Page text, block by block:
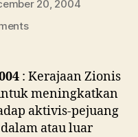
20, 2004
on
Operasi
Pembunuhan
Lebih
Besar
: Kerajaan Zionis
meningkatkan
aktivis-pejuang
atau luar